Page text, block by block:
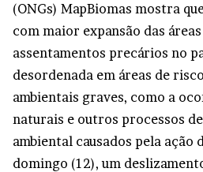
(ONGs) MapBiomas mostra
com maior expansão das
assentamentos precários no
desordenada em áreas de
ambientais graves, como a
naturais e outros processos
ambiental causados pela ação
domingo (12), um